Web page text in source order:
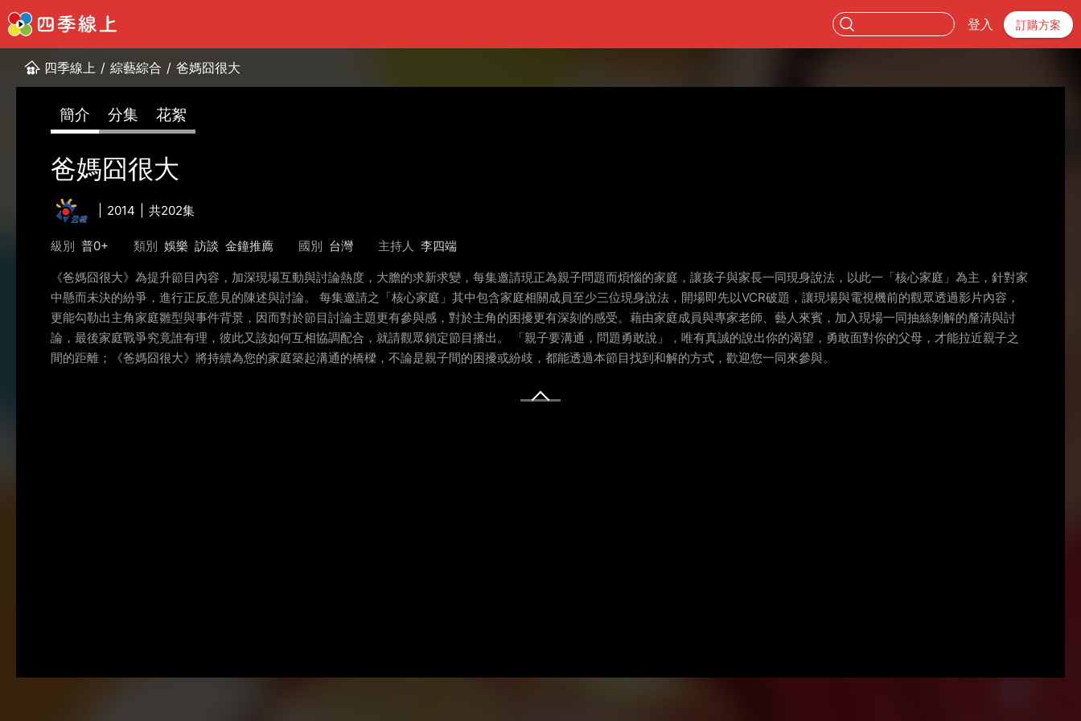
登入 訂購方案
四季線上 / 綜藝綜合 / 爸媽囧很大
簡介 分集 花絮
爸媽囧很大
2014 共202集
級別 普0+ 類別 娛樂 訪談 金鐘推薦 國別 台灣 主持人 李四端
《爸媽囧很大》為提升節目內容，加深現場互動與討論熱度，大膽的求新求變，每集邀請現正為親子問題而煩惱的家庭，讓孩子與家長一同現身說法，以此一「核心家庭」為主，針對家
中懸而未決的紛爭，進行正反意見的陳述與討論。 每集邀請之「核心家庭」其中包含家庭相關成員至少三位現身說法，開場即先以VCR破題，讓現場與電視機前的觀眾透過影片內容，
更能勾勒出主角家庭雛型與事件背景，因而對於節目討論主題更有參與感，對於主角的困擾更有深刻的感受。藉由家庭成員與專家老師、藝人來賓，加入現場一同抽絲剝解的釐清與討
論，最後家庭戰爭究竟誰有理，彼此又該如何互相協調配合，就請觀眾鎖定節目播出。 「親子要溝通，問題勇敢說」，唯有真誠的說出你的渴望，勇敢面對你的父母，才能拉近親子之
間的距離；《爸媽囧很大》將持續為您的家庭築起溝通的橋樑，不論是親子間的困擾或紛歧，都能透過本節目找到和解的方式，歡迎您一同來參與。